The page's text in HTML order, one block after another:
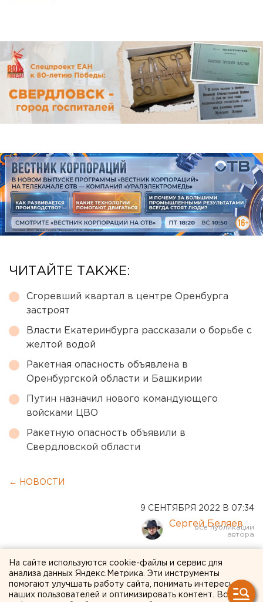
ЧИТАЙТЕ ТАКЖЕ:
Сгоревший квартал в центре Оренбурга
застроят
Власти Екатеринбурга рассказали о борьбе с
желтой водой
Ракетная опасность объявлена в
Оренбургской области и Башкирии
Путин назначил нового командующего
войсками ЦВО
Ракетную опасность объявили в
Свердловской области
← НОВОСТИ
9 СЕНТЯБРЯ 2022 В 07:34
Сергей Беляев
Родственник Николая II
станет новым монархом
На сайте используются cookie-файлы и сервис для
анализа данных Яндекс.Метрика. Эти инструменты
помогают улучшать работу сайта, понимать интересы
наших пользователей и оптимизировать контент. Вся